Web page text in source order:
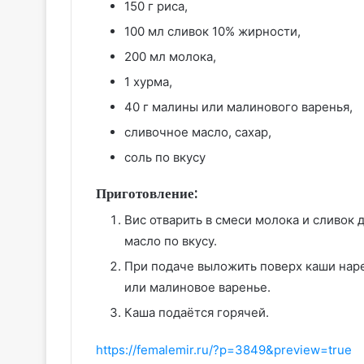
150 г риса,
100 мл сливок 10% жирности,
200 мл молока,
1 хурма,
40 г малины или малинового варенья,
сливочное масло, сахар,
соль по вкусу
Приготовление:
Вис отварить в смеси молока и сливок
масло по вкусу.
При подаче выложить поверх каши
или малиновое варенье.
Каша подаётся горячей.
https://femalemir.ru/?p=3849&preview=true